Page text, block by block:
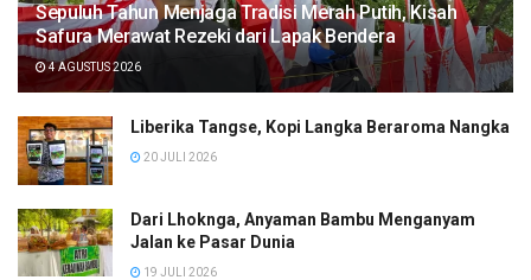
Sepuluh Tahun Menjaga Tradisi Merah Putih, Kisah
Safura Merawat Rezeki dari Lapak Bendera
4 AGUSTUS 2026
Liberika Tangse, Kopi Langka Beraroma Nangka
20 JULI 2026
Dari Lhoknga, Anyaman Bambu Menganyam
Jalan ke Pasar Dunia
19 JULI 2026